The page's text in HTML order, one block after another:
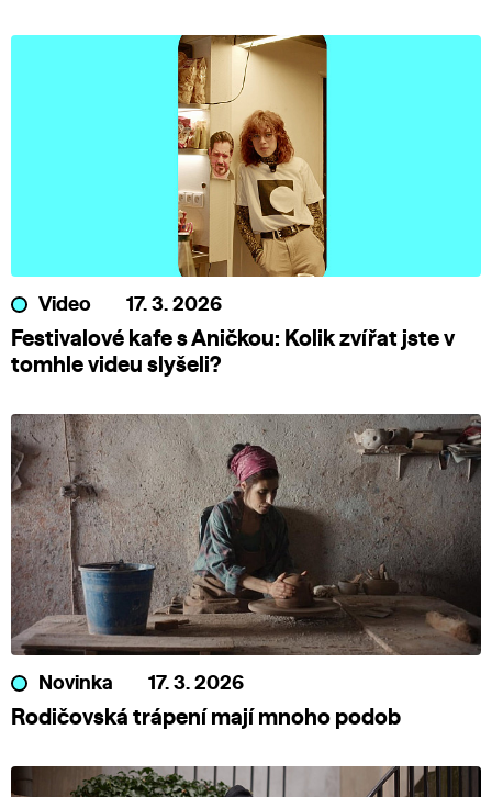
Video 17. 3. 2026
Festivalové kafe s Aničkou: Kolik zvířat jste v
tomhle videu slyšeli?
Novinka 17. 3. 2026
Rodičovská trápení mají mnoho podob